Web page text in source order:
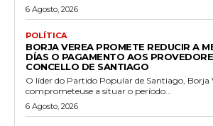
6 Agosto, 2026
POLÍTICA
BORJA VEREA PROMETE REDUCIR A
DÍAS O PAGAMENTO AOS
CONCELLO DE SANTIAGO
O líder do Partido Popular de Santiago, Borja
comprometeuse a situar o período...
6 Agosto, 2026